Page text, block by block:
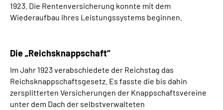
1923. Die Rentenversicherung konnte mit dem
Wiederaufbau ihres Leistungssystems beginnen.
Die „Reichsknappschaft“
Im Jahr 1923 verabschiedete der Reichstag das
Reichsknappschaftsgesetz. Es fasste die bis dahin
zersplitterten Versicherungen der Knappschaftsvereine
unter dem Dach der selbstverwalteten